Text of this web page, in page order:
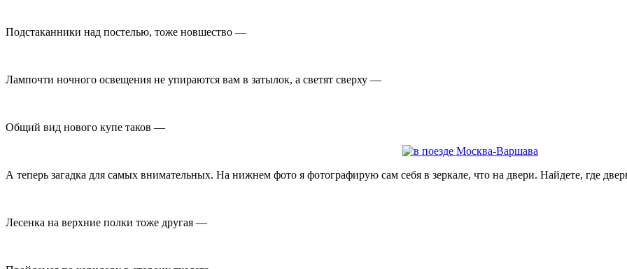
Подстаканники над постелью, тоже новшество —
Лампочти ночного освещения не упираются вам в затылок, а светят сверху —
Общий вид нового купе таков —
А теперь загадка для самых внимательных. На нижнем фото я фотографирую сам себя в зеркале, что на двери. Найдете, где
Лесенка на верхние полки тоже другая —